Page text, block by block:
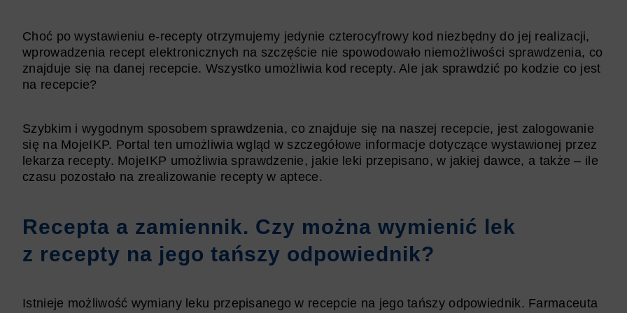
Choć po wystawieniu e-recepty otrzymujemy jedynie czterocyfrowy kod niezbędny do jej realizacji,
wprowadzenia recept elektronicznych na szczęście nie spowodowało niemożliwości sprawdzenia, co
znajduje się na danej recepcie. Wszystko umożliwia kod recepty. Ale jak sprawdzić po kodzie co jest
na recepcie?
Szybkim i wygodnym sposobem sprawdzenia, co znajduje się na naszej recepcie, jest zalogowanie
się na MojeIKP. Portal ten umożliwia wgląd w szczegółowe informacje dotyczące wystawionej przez
lekarza recepty. MojeIKP umożliwia sprawdzenie, jakie leki przepisano, w jakiej dawce, a także – ile
czasu pozostało na zrealizowanie recepty w aptece.
Recepta a zamiennik. Czy można wymienić lek
z recepty na jego tańszy odpowiednik?
Istnieje możliwość wymiany leku przepisanego w recepcie na jego tańszy odpowiednik. Farmaceuta